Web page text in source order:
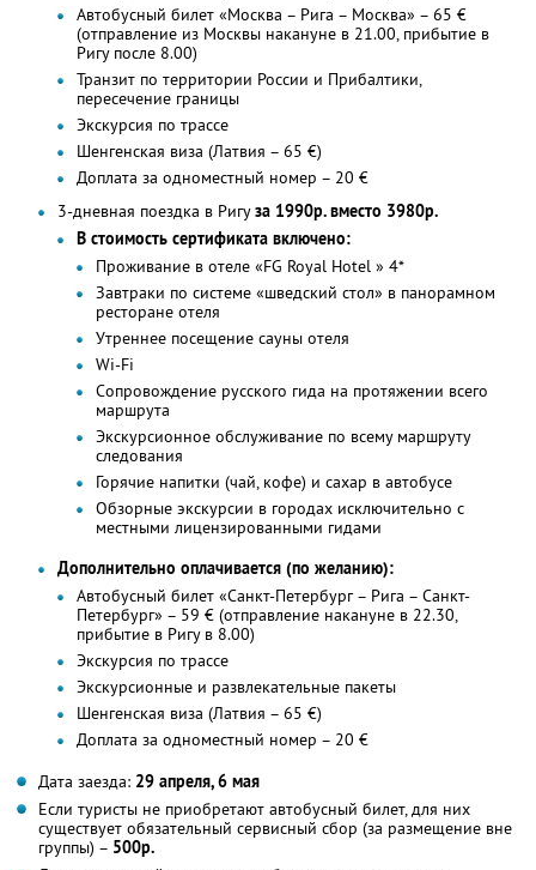
Автобусный билет «Москва – Рига – Москва» – 65 €
(отправление из Москвы накануне в 21.00, прибытие в
Ригу после 8.00)
Транзит по территории России и Прибалтики,
пересечение границы
Экскурсия по трассе
Шенгенская виза (Латвия – 65 €)
Доплата за одноместный номер – 20 €
3-дневная поездка в Ригуза 1990р. вместо 3980р.
В стоимость сертификата включено:
Проживание в отеле «FG Royal Hotel » 4*
Завтраки по системе «шведский стол» в панорамном
ресторане отеля
Утреннее посещение сауны отеля
Wi-Fi
Сопровождение русского гида на протяжении всего
маршрута
Экскурсионное обслуживание по всему маршруту
следования
Горячие напитки (чай, кофе) и сахар в автобусе
Обзорные экскурсии в городах исключительно с
местными лицензированными гидами
Дополнительно оплачивается (по желанию):
Автобусный билет «Санкт-Петербург – Рига – Санкт-
Петербург» – 59 € (отправление накануне в 22.30,
прибытие в Ригу в 8.00)
Экскурсия по трассе
Экскурсионные и развлекательные пакеты
Шенгенская виза (Латвия – 65 €)
Доплата за одноместный номер – 20 €
Дата заезда: 29 апреля, 6 мая
Если туристы не приобретают автобусный билет, для них
существует обязательный сервисный сбор (за размещение вне
группы) – 500р.